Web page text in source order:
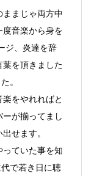
まじゃ両方中
音楽から身を
ジ、炎達を辞
を頂きました
。
をやれればと
が揃ってまし
せます。
ていた事を知
で若き日に聴